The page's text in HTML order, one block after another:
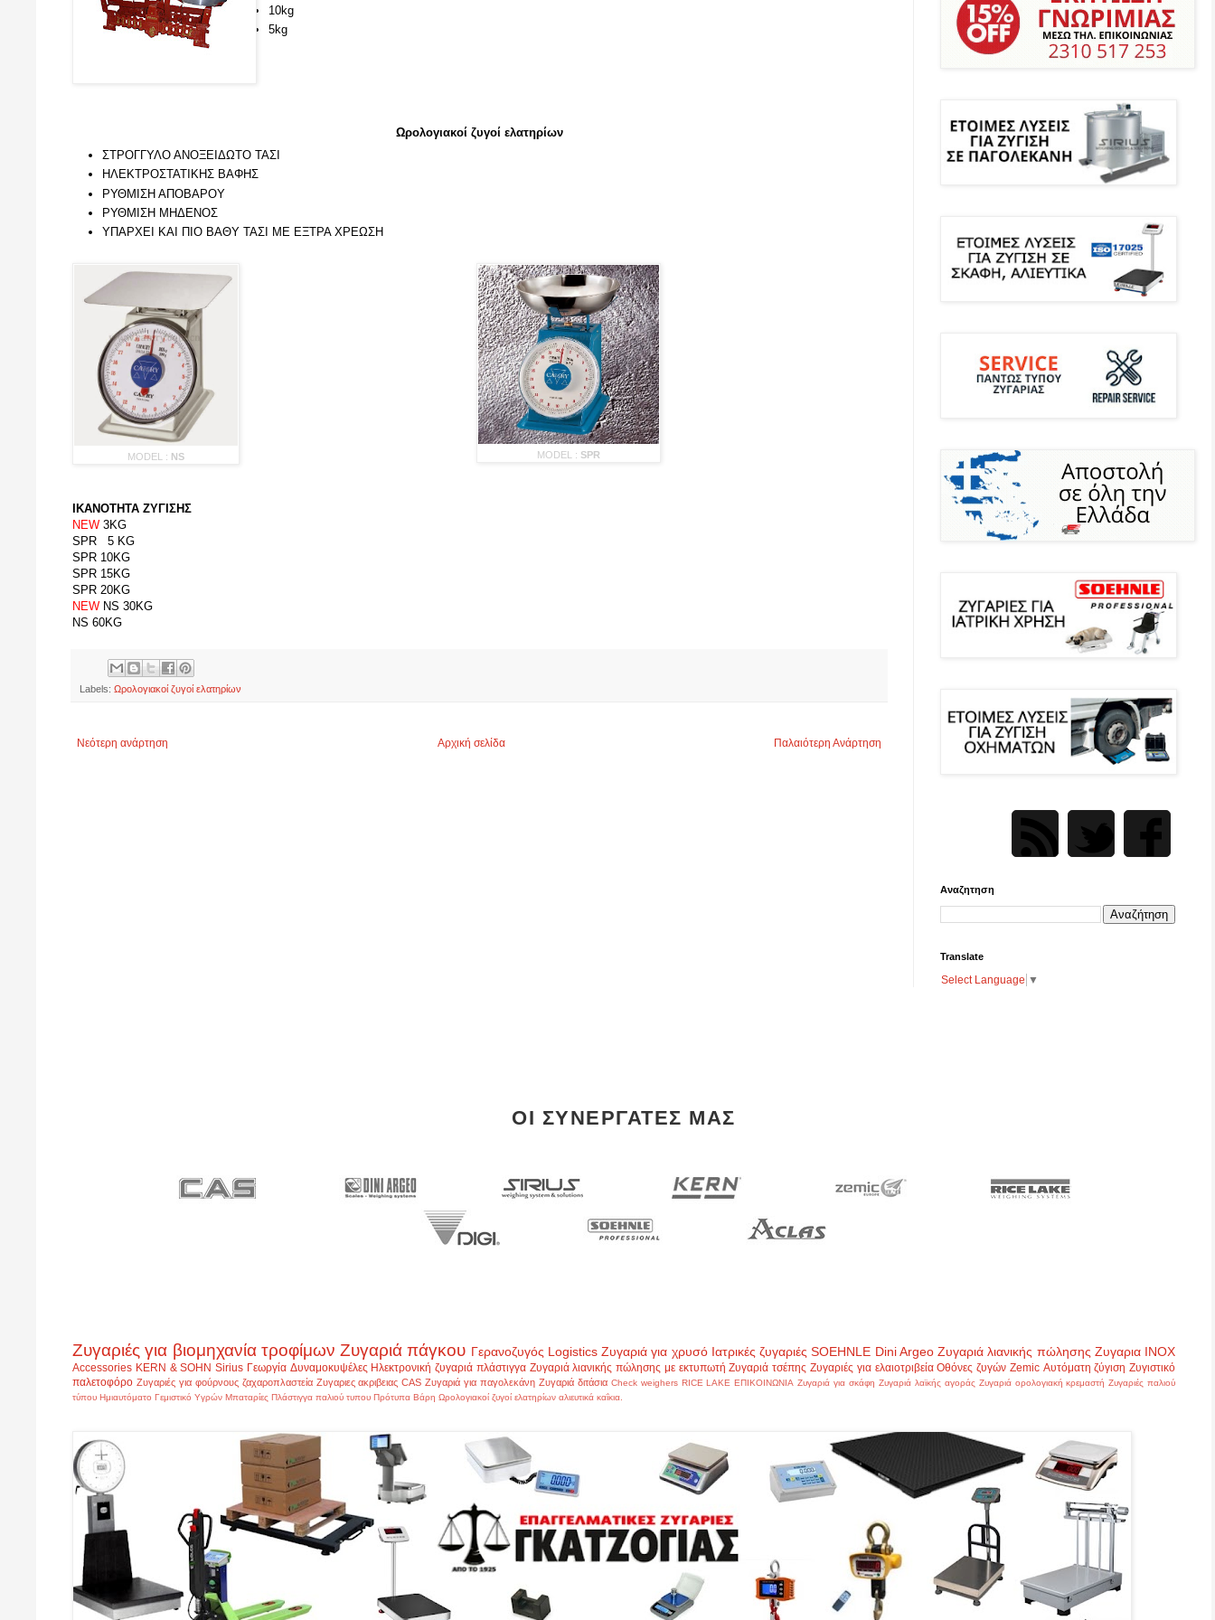
10kg
5kg
Ωρολογιακοί ζυγοί ελατηρίων
ΣΤΡΟΓΓΥΛΟ ΑΝΟΞΕΙΔΩΤΟ ΤΑΣΙ
ΗΛΕΚΤΡΟΣΤΑΤΙΚΗΣ ΒΑΦΗΣ
ΡΥΘΜΙΣΗ ΑΠΟΒΑΡΟΥ
ΡΥΘΜΙΣΗ ΜΗΔΕΝΟΣ
ΥΠΑΡΧΕΙ ΚΑΙ ΠΙΟ ΒΑΘΥ ΤΑΣΙ ΜΕ ΕΞΤΡΑ ΧΡΕΩΣΗ
MODEL : NS MODEL : SPR
ΙΚΑΝΟΤΗΤΑ ΖΥΓΙΣΗΣ
NEW 3KG
SPR 5 KG
SPR 10KG
SPR 15KG
SPR 20KG
NEW NS 30KG
NS 60KG
Labels: Ωρολογιακοί ζυγοί ελατηρίων
Νεότερη ανάρτηση Παλαιότερη Ανάρτηση
Αρχική σελίδα
Αναζητηση
Translate
Select Language ▼
ΟΙ ΣΥΝΕΡΓΑΤΕΣ ΜΑΣ
Ζυγαριές για βιομηχανία τροφίμων Ζυγαριά πάγκου Γερανοζυγός Logistics Ζυγαριά για χρυσό Ιατρικές ζυγαριές SOEHNLE Dini Argeo Ζυγαριά λιανικής πώλησης Ζυγαρια INOX
Accessories KERN & SOHN Sirius Γεωργία Δυναμοκυψέλες Ηλεκτρονική ζυγαριά πλάστιγγα Ζυγαριά λιανικής πώλησης με εκτυπωτή Ζυγαριά τσέπης Ζυγαριές για ελαιοτριβεία Οθόνες ζυγών Zemic Αυτόματη ζύγιση Ζυγιστικό
παλετοφόρο Ζυγαριές για φούρνους ζαχαροπλαστεία Ζυγαριες ακριβειας CAS Ζυγαριά για παγολεκάνη Ζυγαριά διτάσια Check weighers RICE LAKE ΕΠΙΚΟΙΝΩΝΙΑ Ζυγαριά για σκάφη Ζυγαριά λαϊκής αγοράς Ζυγαριά ορολογιακή κρεμαστή Ζυγαριές παλιού
τύπου Ημιαυτόματο Γεμιστικό Υγρών Μπαταρίες Πλάστιγγα παλιού τυπου Πρότυπα Βάρη Ωρολογιακοί ζυγοί ελατηρίων αλιευτικά καΐκια.